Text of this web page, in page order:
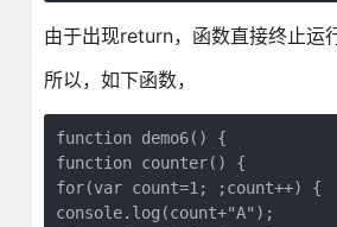
由于出现return，函数直接终止运
所以，如下函数，
function demo6() {
function counter() {
for(var count=1; ;count++) {
console.log(count+"A");